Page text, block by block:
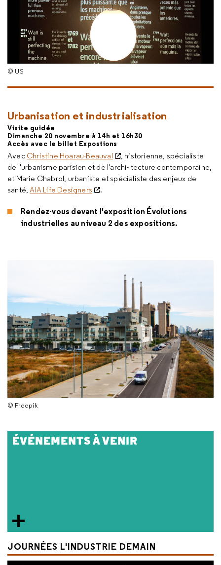
© US
Urbanisation et industrialisation
Visite guidée
Dimanche 20 novembre à 14h et 16h30
Accès avec le billet Expostions
Avec Christine Hoarau-Beauval
, historienne, spécialiste
de l'urbanisme parisien et de l'archi- tecture contemporaine,
et Marie Chabrol, urbaniste et spécialiste des enjeux de
santé,AIA Life Designers .
Rendez-vous devant l'exposition Évolutions
industrielles au niveau 2 des expositions.
© Freepik
ÉVÉNEMENTS À VENIR
JOURNÉES L'INDUSTRIE DEMAIN